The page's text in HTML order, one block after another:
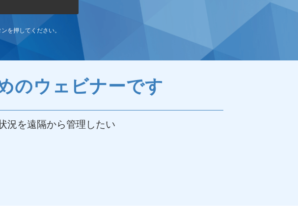
を押してください。
のウェビナーです
況を遠隔から管理したい